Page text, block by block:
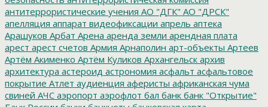
антитеррористические учения АО "ДГК" АО "ДРСК"
апелляция аппарат видеофиксации апрель аптека
Арашуков Арбат Арена аренда земли арендная плата
арест арест счетов Армия Арнаполин арт-объекты Артеев
Артём Акименко Артём Куликов Архангельск архив
архитектура астероид астрономия асфальт асфальтовое
покрытие Атлет аудиенция аферисты африканская чума
свиней АЧС аэропорт аэрофлот бал банк банк "Открытие"